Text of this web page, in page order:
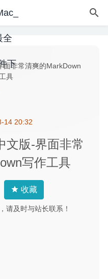
14 20:32
文版-界面非常
写作工具
收藏
请及时与站长联系！
3.10.0.1804 – 图像磨
中文版-优秀的HDR照片编
速启动工具 2026-04-22
理工具 2022-01-08
词翻译和截图翻译工具